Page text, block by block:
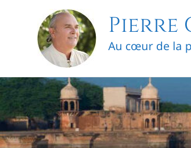
Pierre
Au cœur de la